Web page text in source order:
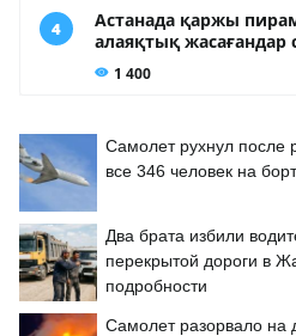
Самолет рухнул после
все 346 человек на
Два брата избили
перекрытой дороги в
подробности
Самолет разорвало на